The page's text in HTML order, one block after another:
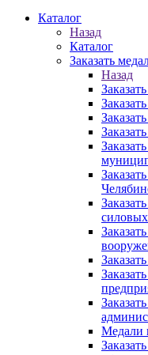
Каталог
Назад
Каталог
Заказать
Назад
Медали